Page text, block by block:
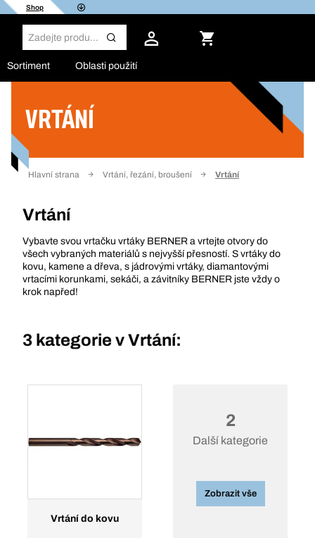
Shop
Sortiment Oblasti použití
VRTÁNÍ
Hlavní strana Vrtání, řezání, broušení Vrtání
Vrtání
Vybavte svou vrtačku vrtáky BERNER a vrtejte otvory do
všech vybraných materiálů s nejvyšší přesností. S vrtáky do
kovu, kamene a dřeva, s jádrovými vrtáky, diamantovými
vrtacími korunkami, sekáči, a závitníky BERNER jste vždy o
krok napřed!
3 kategorie vVrtání:
Vrtání do kovu
2
Další kategorie
Zobrazit vše
Filtr